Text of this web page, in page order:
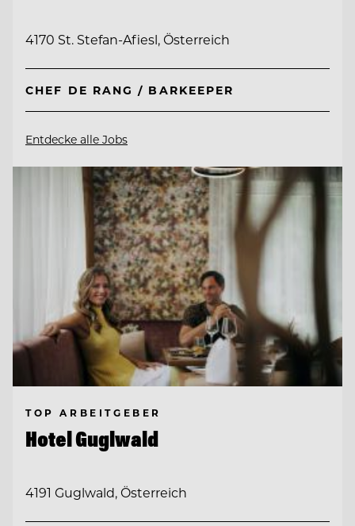
4170 St. Stefan-Afiesl, Österreich
CHEF DE RANG / BARKEEPER
Entdecke alle Jobs
TOP ARBEITGEBER
Hotel Guglwald
4191 Guglwald, Österreich